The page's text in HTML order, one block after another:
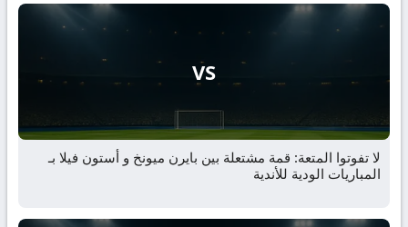
VS
لا تفوتوا المتعة: قمة مشتعلة بين بايرن ميونخ و أستون فيلا بـ
المباريات الودية للأندية